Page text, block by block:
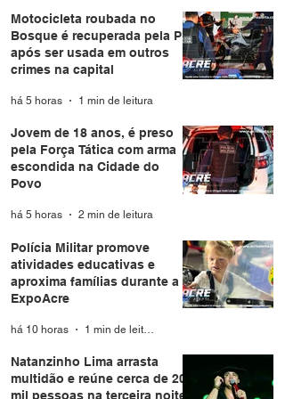
Motocicleta roubada no
Bosque é recuperada pela PM
após ser usada em outros
crimes na capital
há 5 horas 1 min de leitura
Jovem de 18 anos, é preso
pela Força Tática com arma
escondida na Cidade do
Povo
há 5 horas 2 min de leitura
Polícia Militar promove
atividades educativas e
aproxima famílias durante a
ExpoAcre
há 10 horas
Natanzinho Lima arrasta
multidão e reúne cerca de 20
mil pessoas na terceira noite